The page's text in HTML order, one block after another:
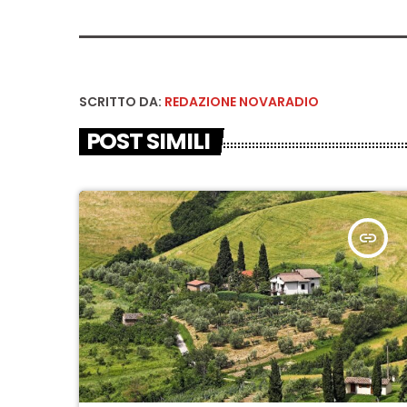
SCRITTO DA: REDAZIONE NOVARADIO
POST SIMILI
insert_link